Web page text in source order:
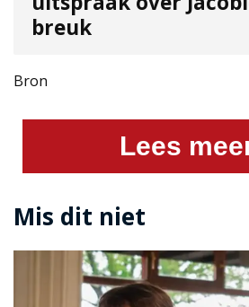
breuk
Bron
Lees
Mis dit niet